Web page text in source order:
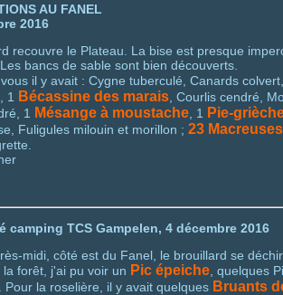
AU FANEL
2016
recouvre le Plateau. La bise est presque
bancs de sable sont bien découverts.
il y avait : Cygne tuberculé, Canards
, 1 Bécassine des marais, Courlis cendré,
1
Mésange à moustache, 1 Pie-
Fuligules milouin et morillon ; 23
camping TCS Gampelen, 4 décembre 2016
midi, côté est du Fanel, le brouillard se
la forêt, j'ai pu voir un Pic épeiche, quelques
Pour la roselière, il y avait quelques Bruants